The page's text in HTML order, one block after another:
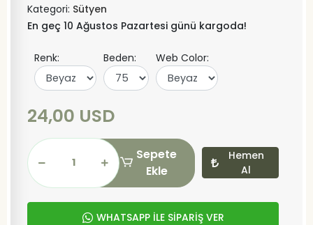
Kategori: Sütyen
En geç 10 Ağustos Pazartesi günü kargoda!
Renk: Beden: Web Color:
24,00 USD
Sepete
Ekle
Hemen
Al
WHATSAPP İLE SİPARİŞ VER